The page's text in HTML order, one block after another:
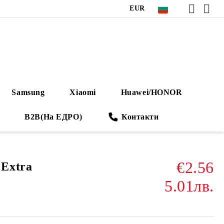
EUR
Samsung Xiaomi Huawei/HONOR
B2B(На ЕДРО) Контакти
€2.56
5.01лв.